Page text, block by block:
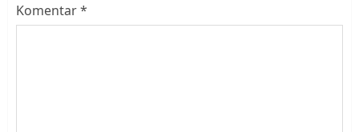
Komentar*